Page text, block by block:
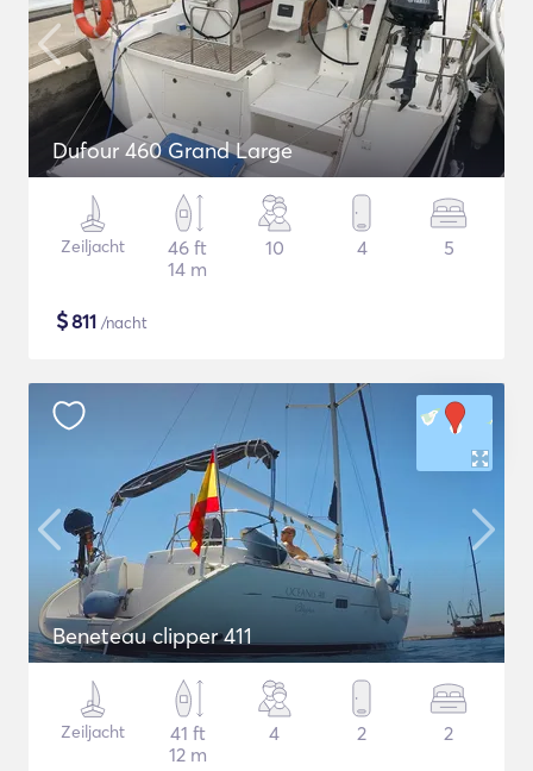
Dufour 460 Grand Large
Zeiljacht
46 ft
14 m
10 4 5
$811 /nacht
Beneteau clipper 411
Zeiljacht
41 ft
12 m
4 2 2